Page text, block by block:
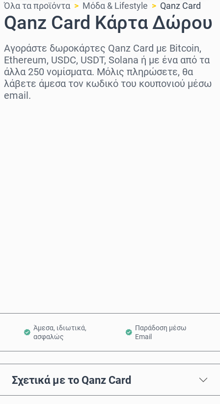
Όλα τα προϊόντα Μόδα & Lifestyle Qanz Card
Qanz Card Κάρτα Δώρου
Αγοράστε δωροκάρτες Qanz Card με Bitcoin,
Ethereum, USDC, USDT, Solana ή με ένα από τα
άλλα 250 νομίσματα. Μόλις πληρώσετε, θα
λάβετε άμεσα τον κωδικό του κουπονιού μέσω
email.
Άμεσα, ιδιωτικά,
ασφαλώς
Παράδοση μέσω
Email
Σχετικά με το Qanz Card